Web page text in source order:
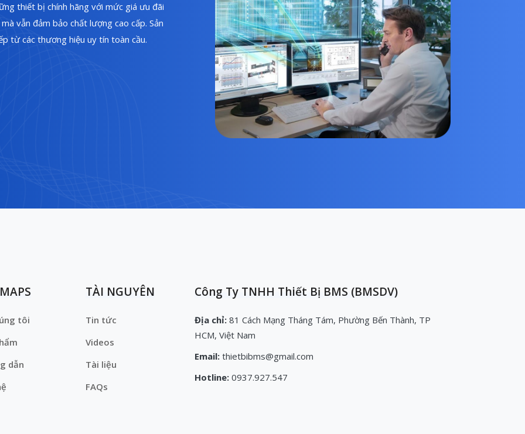
thiết bị chính hãng với mức giá ưu đãi
vẫn đảm bảo chất lượng cao cấp. Sản
từ các thương hiệu uy tín toàn cầu.
tôi
dẫn
TÀI NGUYÊN
Tin tức
Videos
Tài liệu
FAQs
Công Ty TNHH Thiết Bị BMS (BMSDV)
Địa chỉ: 81 Cách Mạng Tháng Tám, Phường Bến Thành, TP
HCM, Việt Nam
Email: thietbibms@gmail.com
Hotline: 0937.927.547